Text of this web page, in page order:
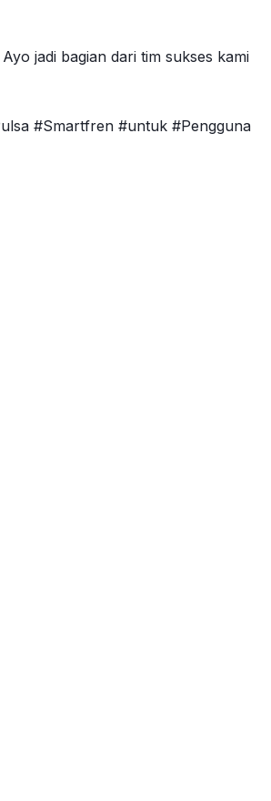
jadi bagian dari tim sukses kami
#Smartfren #untuk #Pengguna